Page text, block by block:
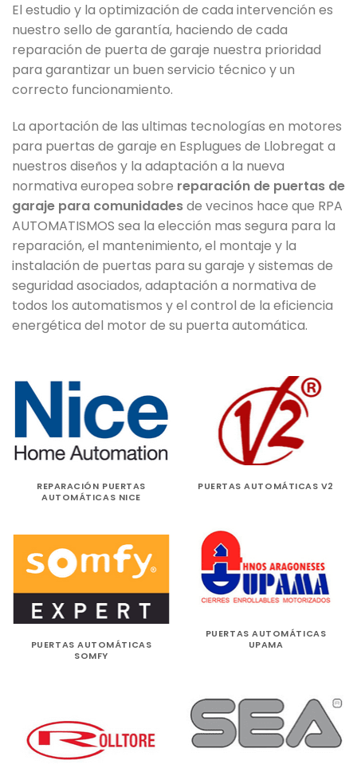
El estudio y la optimización de cada intervención es
nuestro sello de garantía, haciendo de cada
reparación de puerta de garaje nuestra prioridad
para garantizar un buen servicio técnico y un
correcto funcionamiento.
La aportación de las ultimas tecnologías en motores
para puertas de garaje en Esplugues de Llobregat a
nuestros diseños y la adaptación a la nueva
normativa europea sobre reparación de puertas de
garaje para comunidadesde vecinos hace que RPA
AUTOMATISMOS sea la elección mas segura para la
reparación, el mantenimiento, el montaje y la
instalación de puertas para su garaje y sistemas de
seguridad asociados, adaptación a normativa de
todos los automatismos y el control de la eficiencia
energética del motor de su puerta automática.
REPARACIÓN PUERTAS
AUTOMÁTICAS NICE
PUERTAS AUTOMÁTICAS V2
PUERTAS AUTOMÁTICAS
UPAMA
PUERTAS AUTOMÁTICAS
SOMFY